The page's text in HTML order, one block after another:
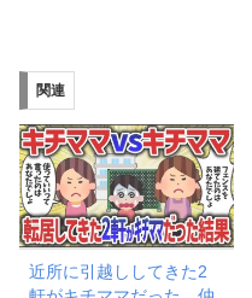
み
中…
関連
近所に引越ししてきた2